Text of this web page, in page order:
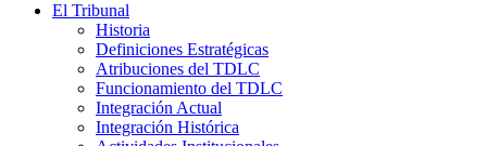
El Tribunal
Historia
Definiciones Estratégicas
Atribuciones del TDLC
Funcionamiento del TDLC
Integración Actual
Integración Histórica